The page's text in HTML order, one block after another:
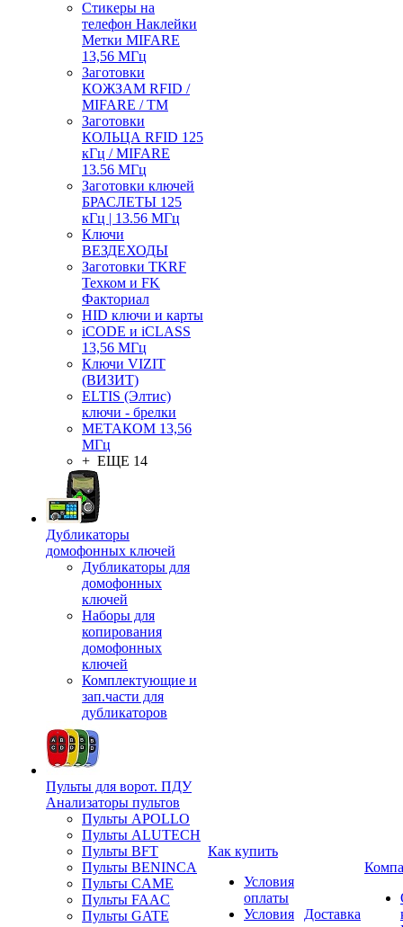
Стикеры на
телефон Наклейки
Метки MIFARE
13,56 МГц
Заготовки
КОЖЗАМ RFID /
MIFARE / TM
Заготовки
КОЛЬЦА RFID 125
кГц / MIFARE
13.56 МГц
Заготовки ключей
БРАСЛЕТЫ 125
кГц | 13.56 МГц
Ключи
ВЕЗДЕХОДЫ
Заготовки TKRF
Техком и FK
Факториал
HID ключи и карты
iCODE и iCLASS
13,56 МГц
Ключи VIZIT
(ВИЗИТ)
ELTIS (Элтис)
ключи - брелки
МЕТАКОМ 13,56
МГц
+ ЕЩЕ 14
Дубликаторы
домофонных ключей
Дубликаторы для
домофонных
ключей
Наборы для
копирования
домофонных
ключей
Комплектующие и
зап.части для
дубликаторов
Пульты для ворот. ПДУ
Анализаторы пультов
Пульты APOLLO
Пульты ALUTECH
Пульты BFT
Пульты BENINCA
Пульты CAME
Пульты FAAC
Пульты GATE
Как купить
Условия
оплаты
Условия
Доставка